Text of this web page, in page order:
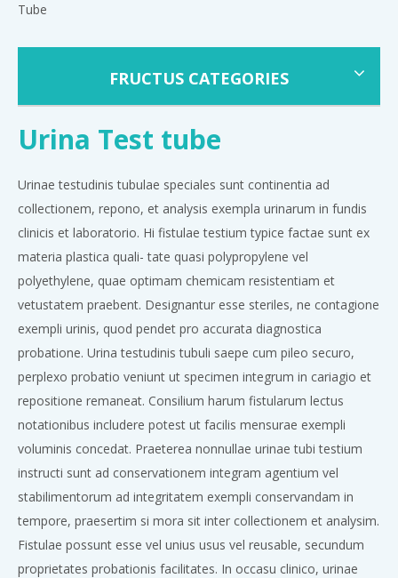
Tube
FRUCTUS CATEGORIES
Urina Test tube
Urinae testudinis tubulae speciales sunt continentia ad
collectionem, repono, et analysis exempla urinarum in fundis
clinicis et laboratorio. Hi fistulae testium typice factae sunt ex
materia plastica quali- tate quasi polypropylene vel
polyethylene, quae optimam chemicam resistentiam et
vetustatem praebent. Designantur esse steriles, ne contagione
exempli urinis, quod pendet pro accurata diagnostica
probatione. Urina testudinis tubuli saepe cum pileo securo,
perplexo probatio veniunt ut specimen integrum in cariagio et
repositione remaneat. Consilium harum fistularum lectus
notationibus includere potest ut facilis mensurae exempli
voluminis concedat. Praeterea nonnullae urinae tubi testium
instructi sunt ad conservationem integram agentium vel
stabilimentorum ad integritatem exempli conservandam in
tempore, praesertim si mora sit inter collectionem et analysim.
Fistulae possunt esse vel unius usus vel reusable, secundum
proprietates probationis facilitates. In occasu clinico, urinae